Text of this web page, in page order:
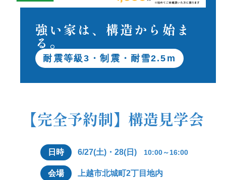
耐震等級3・制震・耐雪2.5m
強い家は、構造から始ま
る。
【完全予約制】構造見学会
日時 6/27(土)・28(日) 10:00～16:00
会場 上越市北城町2丁目地内